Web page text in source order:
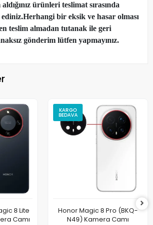
ürünleri teslimat sırasında
bir eksik ve hasar olması
teslim almadan tutanak ile geri
gönderim lütfen yapmayınız.
8 Lite
Camı
KARGO
BEDAVA
Honor Magic 8 Pro (BKQ-
N49) Kamera Camı